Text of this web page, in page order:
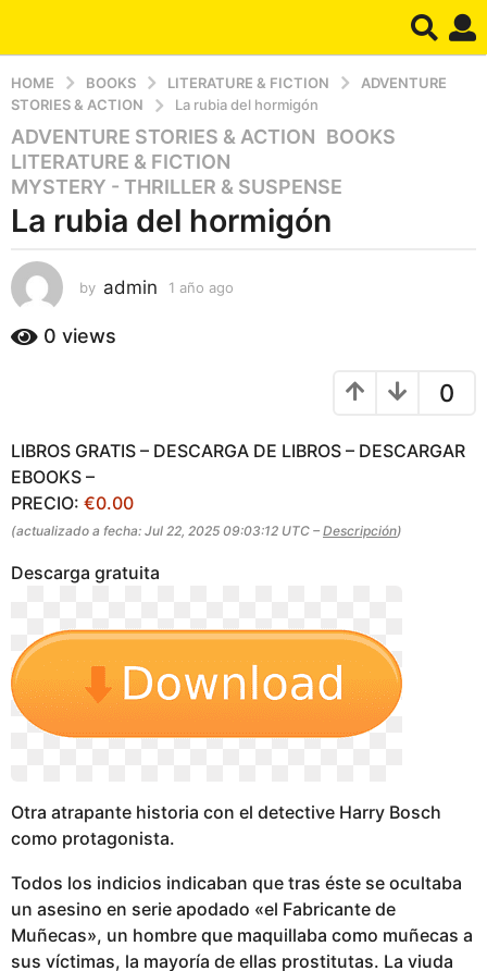
HOME BOOKS LITERATURE & FICTION
ADVENTURE
STORIES & ACTION
La rubia del hormigón
1
a
ñ
o
g
o
a
g
o
ADVENTURE STORIES & ACTION ,BOOKS
LITERATURE & FICTION
MYSTERY - THRILLER & SUSPENSE
La rubia del hormigón
by admin 1 año ago
0 views
0
LIBROS GRATIS – DESCARGA DE LIBROS – DESCARGAR
EBOOKS –
PRECIO: €0.00
(actualizado a fecha: Jul 22, 2025 09:03:12 UTC – Descripción)
Descarga gratuita
Otra atrapante historia con el detective Harry Bosch
como protagonista.
Todos los indicios indicaban que tras éste se ocultaba
un asesino en serie apodado «el Fabricante de
Muñecas», un hombre que maquillaba como muñecas a
sus víctimas, la mayoría de ellas prostitutas. La viuda